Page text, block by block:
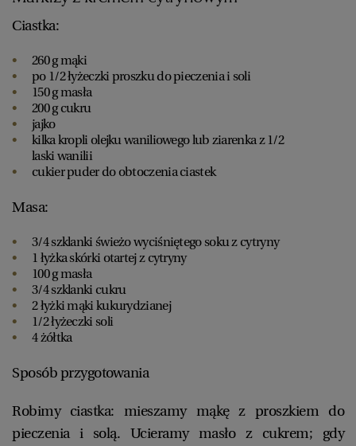
Ciastka:
260 g mąki
po 1/2 łyżeczki proszku do pieczenia i soli
150 g masła
200 g cukru
jajko
kilka kropli olejku waniliowego lub ziarenka z 1/2
laski wanilii
cukier puder do obtoczenia ciastek
Masa:
3/4 szklanki świeżo wyciśniętego soku z cytryny
1 łyżka skórki otartej z cytryny
100 g masła
3/4 szklanki cukru
2 łyżki mąki kukurydzianej
1/2 łyżeczki soli
4 żółtka
Sposób przygotowania
Robimy ciastka: mieszamy mąkę z proszkiem do
pieczenia i solą. Ucieramy masło z cukrem; gdy